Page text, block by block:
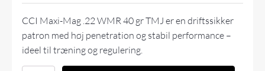
CCI Maxi-Mag .22 WMR 40 gr TMJ er en driftssikker
patron med høj penetration og stabil performance –
ideel til træning og regulering.